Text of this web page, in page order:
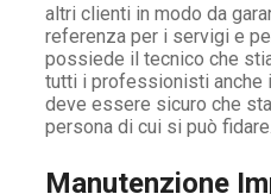
altri clienti in modo da
referenza per i servigi e
possiede il tecnico che
tutti i professionisti anche
deve essere sicuro che
persona di cui si può fidare.
Manutenzione